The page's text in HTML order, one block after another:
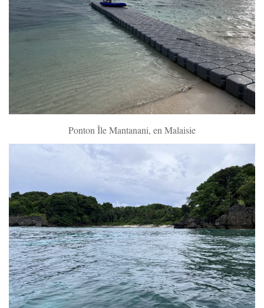
Ponton Île Mantanani, en Malaisie